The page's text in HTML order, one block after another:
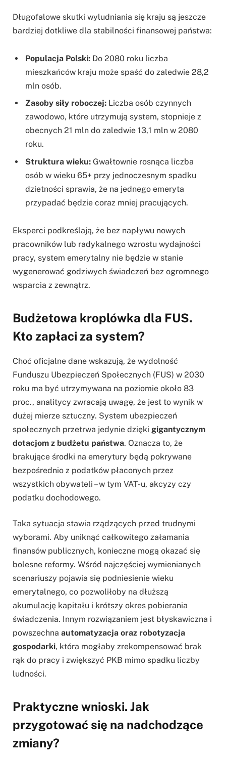
Długofalowe skutki wyludniania się kraju są jeszcze
bardziej dotkliwe dla stabilności finansowej państwa:
Populacja Polski: Do 2080 roku liczba
mieszkańców kraju może spaść do zaledwie 28,2
mln osób.
Zasoby siły roboczej: Liczba osób czynnych
zawodowo, które utrzymują system, stopnieje z
obecnych 21 mln do zaledwie 13,1 mln w 2080
roku.
Struktura wieku: Gwałtownie rosnąca liczba
osób w wieku 65+ przy jednoczesnym spadku
dzietności sprawia, że na jednego emeryta
przypadać będzie coraz mniej pracujących.
Eksperci podkreślają, że bez napływu nowych
pracowników lub radykalnego wzrostu wydajności
pracy, system emerytalny nie będzie w stanie
wygenerować godziwych świadczeń bez ogromnego
wsparcia z zewnątrz.
Budżetowa kroplówka dla FUS.
Kto zapłaci za system?
Choć oficjalne dane wskazują, że wydolność
Funduszu Ubezpieczeń Społecznych (FUS) w 2030
roku ma być utrzymywana na poziomie około 83
proc., analitycy zwracają uwagę, że jest to wynik w
dużej mierze sztuczny. System ubezpieczeń
społecznych przetrwa jedynie dzięki gigantycznym
dotacjom z budżetu państwa. Oznacza to, że
brakujące środki na emerytury będą pokrywane
bezpośrednio z podatków płaconych przez
wszystkich obywateli – w tym VAT-u, akcyzy czy
podatku dochodowego.
Taka sytuacja stawia rządzących przed trudnymi
wyborami. Aby uniknąć całkowitego załamania
finansów publicznych, konieczne mogą okazać się
bolesne reformy. Wśród najczęściej wymienianych
scenariuszy pojawia się podniesienie wieku
emerytalnego, co pozwoliłoby na dłuższą
akumulację kapitału i krótszy okres pobierania
świadczenia. Innym rozwiązaniem jest błyskawiczna i
powszechna automatyzacja oraz robotyzacja
gospodarki, która mogłaby zrekompensować brak
rąk do pracy i zwiększyć PKB mimo spadku liczby
ludności.
Praktyczne wnioski. Jak
przygotować się na nadchodzące
zmiany?